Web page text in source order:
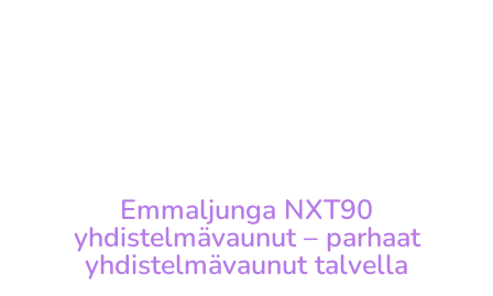
Emmaljunga NXT90
yhdistelmävaunut – parhaat
yhdistelmävaunut talvella